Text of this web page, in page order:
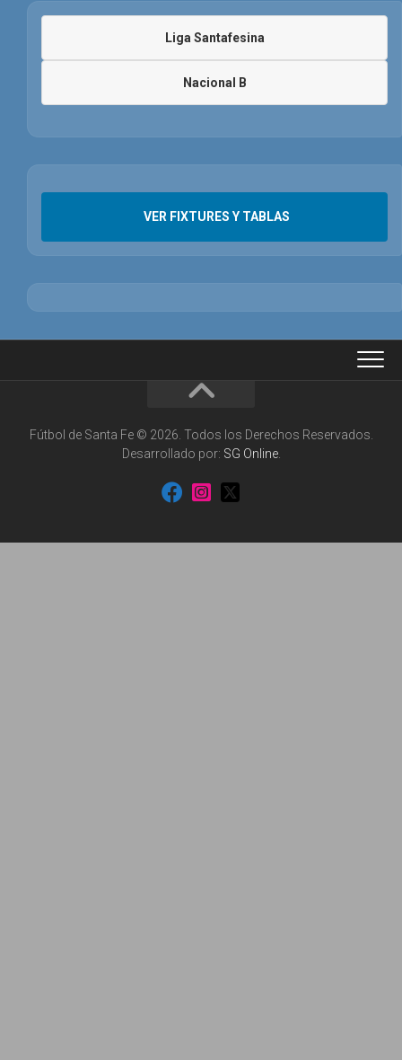
Liga Santafesina
Nacional B
VER FIXTURES Y TABLAS
Fútbol de Santa Fe © 2026. Todos los Derechos Reservados.
Desarrollado por: SG Online.